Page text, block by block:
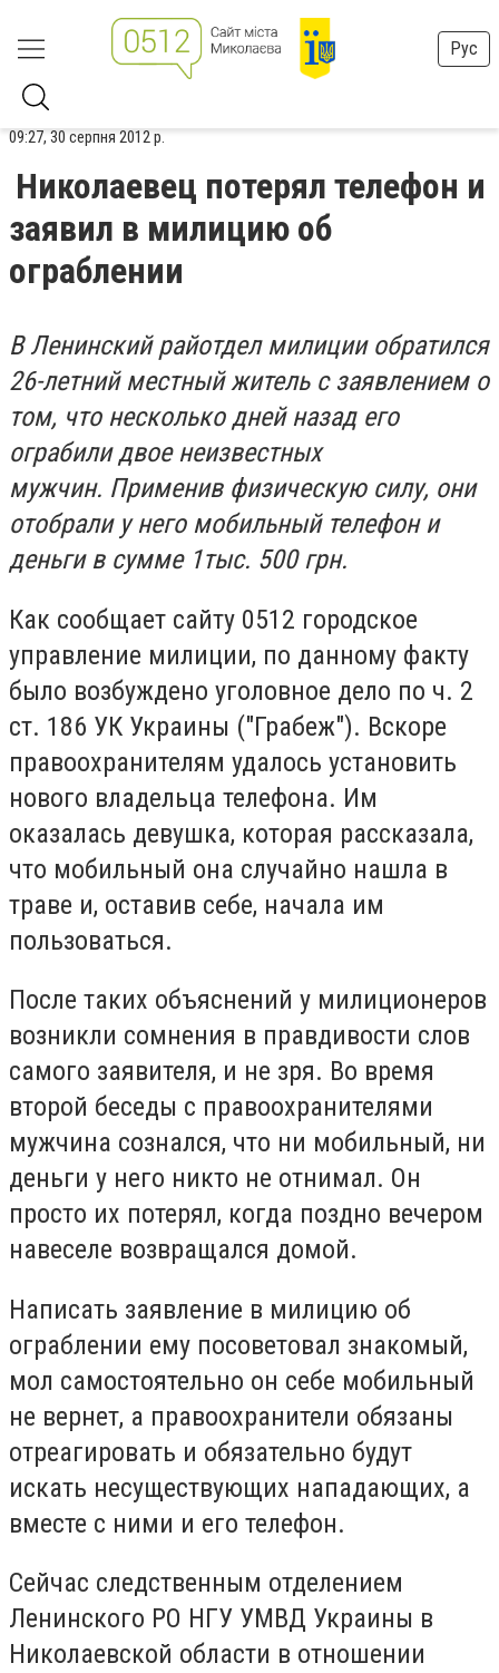
Рус
09:27, 30 серпня 2012 р.
Николаевец потерял телефон и
заявил в милицию об
ограблении
В Ленинский райотдел милиции обратился
26-летний местный житель с заявлением о
том, что несколько дней назад его
ограбили двое неизвестных
мужчин. Применив физическую силу, они
отобрали у него мобильный телефон и
деньги в сумме 1тыс. 500 грн.
Как сообщает сайту 0512 городское
управление милиции, по данному факту
было возбуждено уголовное дело по ч. 2
ст. 186 УК Украины ("Грабеж"). Вскоре
правоохранителям удалось установить
нового владельца телефона. Им
оказалась девушка, которая рассказала,
что мобильный она случайно нашла в
траве и, оставив себе, начала им
пользоваться.
После таких объяснений у милиционеров
возникли сомнения в правдивости слов
самого заявителя, и не зря. Во время
второй беседы с правоохранителями
мужчина сознался, что ни мобильный, ни
деньги у него никто не отнимал. Он
просто их потерял, когда поздно вечером
навеселе возвращался домой.
Написать заявление в милицию об
ограблении ему посоветовал знакомый,
мол самостоятельно он себе мобильный
не вернет, а правоохранители обязаны
отреагировать и обязательно будут
искать несуществующих нападающих, а
вместе с ними и его телефон.
Сейчас следственным отделением
Ленинского РО НГУ УМВД Украины в
Николаевской области в отношении